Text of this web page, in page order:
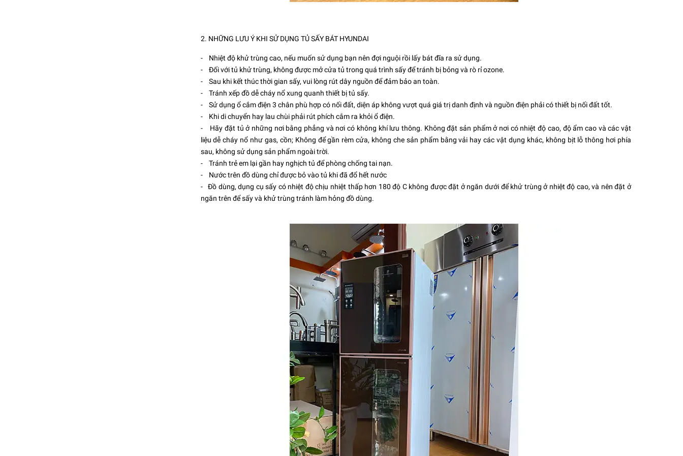
2. NHỮNG LƯU Ý KHI SỬ DỤNG TỦ SẤY BÁT HYUNDAI
- Nhiệt độ khử trùng cao, nếu muốn sử dụng bạn nên đợi nguội rồi lấy bát đĩa ra sử dụng.
- Đối với tủ khử trùng, không được mở cửa tủ trong quá trình sấy để tránh bị bỏng và rò rỉ ozone.
- Sau khi kết thúc thời gian sấy, vui lòng rút dây nguồn để đảm bảo an toàn.
- Tránh xếp đồ dễ cháy nổ xung quanh thiết bị tủ sấy.
- Sử dụng ổ cắm điện 3 chân phù hợp có nối đất, diện áp không vượt quá giá trị danh định và nguồn điện phải có thiết bị nối đất tốt.
- Khi di chuyển hay lau chùi phải rút phích cắm ra khỏi ổ điện.
- Hãy đặt tủ ở những nơi bằng phẳng và nơi có không khí lưu thông. Không đặt sản phẩm ở nơi có nhiệt độ cao, độ ẩm cao và các vật
liệu dễ cháy nổ như gas, cồn; Không để gần rèm cửa, không che sản phẩm bằng vải hay các vật dụng khác, không bịt lỗ thông hơi phía
sau, không sử dụng sản phẩm ngoài trời.
- Tránh trẻ em lại gần hay nghịch tủ để phòng chống tai nạn.
- Nước trên đồ dùng chỉ được bỏ vào tủ khi đã đổ hết nước
- Đồ dùng, dụng cụ sấy có nhiệt độ chịu nhiệt thấp hơn 180 độ C không được đặt ở ngăn dưới để khử trùng ở nhiệt độ cao, và nên đặt ở
ngăn trên để sấy và khử trùng tránh làm hỏng đồ dùng.